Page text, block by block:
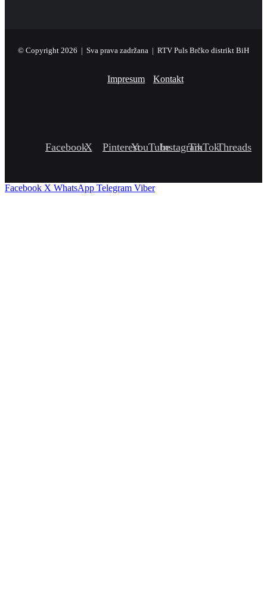
© Copyright 2026 | Sva prava zadržana | RTV Puls Brčko distrikt BiH
Impresum Kontakt
FacebookX PinterestYouTubeInstagramTikTokThreads
Facebook X WhatsApp Telegram Viber